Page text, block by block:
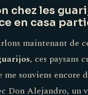
chez les
en casa
maintenant de
, ces paysans
me souviens encore
Don Alejandro, un